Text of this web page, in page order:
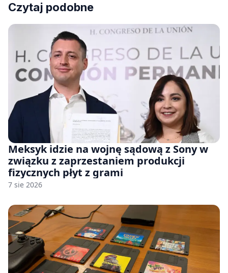
Czytaj podobne
Meksyk idzie na wojnę sądową z Sony w
związku z zaprzestaniem produkcji
fizycznych płyt z grami
7 sie 2026